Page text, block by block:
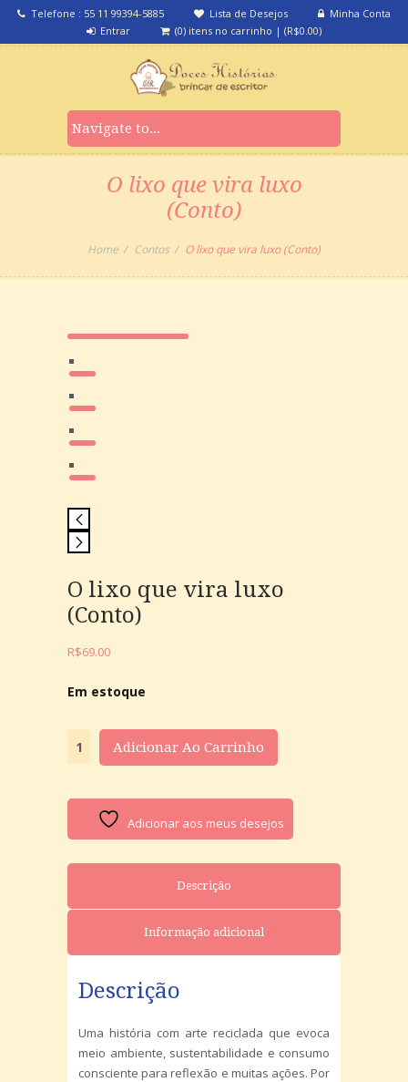
Telefone : 55 11 99394-5885 Lista de Desejos
Minha Conta
Entrar
(0) itens no carrinho | (R$0.00)
O lixo que vira luxo
(Conto)
Home Contos O lixo que vira luxo (Conto)
O lixo que vira luxo
(Conto)
R$69.00
Em estoque
Adicionar Ao Carrinho
Adicionar aos meus desejos
Descrição
Informação adicional
Descrição
Uma história com arte reciclada que evoca
meio ambiente, sustentabilidade e consumo
consciente para reflexão e muitas ações. Por